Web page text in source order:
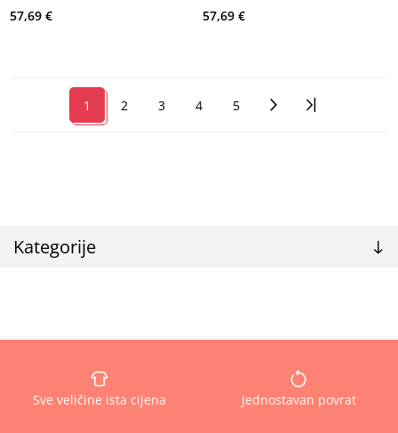
Kategorije
57,69 €
57,69 €
1 2 3 4 5
Sve veličine ista cijena Jednostavan povrat